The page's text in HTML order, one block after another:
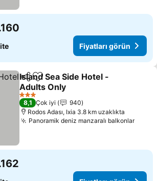
Fiyatları görün
PaylaşFavorilerime ekle
Island Sea Side Hotel -
Adults Only
Fiyatları görün
3 Yıldız
8,1 Çok iyi
940
Rodos Adası, Ixia 3.8 km uzaklıkta
Panoramik deniz manzaralı balkonlar